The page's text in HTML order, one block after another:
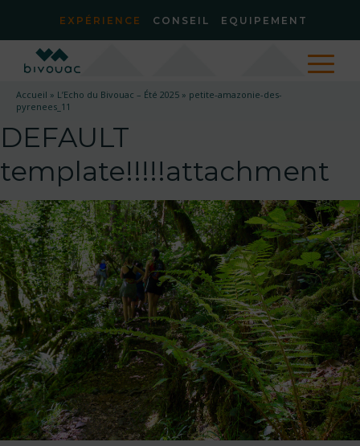
EXPÉRIENCE CONSEIL EQUIPEMENT
Accueil » L’Echo du Bivouac – Été 2025 » petite-amazonie-des-
pyrenees_11
DEFAULT
template!!!!!attachment